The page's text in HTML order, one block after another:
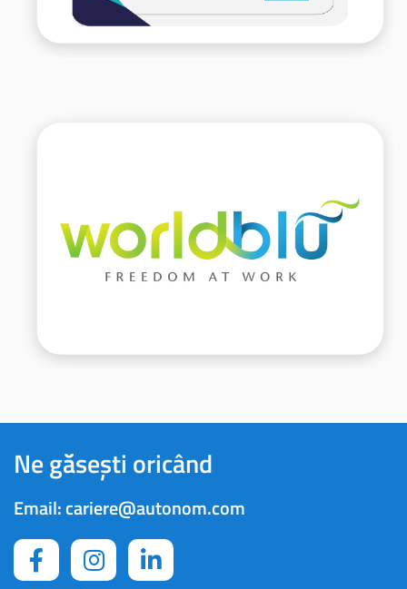
Ne găsești oricând
Email:cariere@autonom.com